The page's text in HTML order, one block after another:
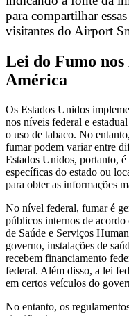
para compartilhar
visitantes do Airport
Lei do Fumo nos
América
Os Estados Unidos
nos níveis federal e
o uso de tabaco. No
fumar podem variar entre
Estados Unidos, portanto,
específicas do estado ou
para obter as informações
No nível federal, fumar é
públicos internos de
de Saúde e Serviços
governo, instalações de
recebem financiamento
federal. Além disso, a lei
em certos veículos do
No entanto, os